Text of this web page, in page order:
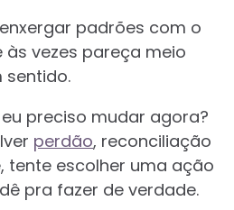
padrões com o
vezes pareça meio
sentido.
preciso mudar agora?
perdão, reconciliação
tente escolher uma ação
pra fazer de verdade.